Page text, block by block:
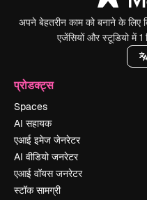
अपने बेहतरीन काम को बनाने के लिए
एजेंसियों और स्टूडियो में 1
प्रोडक्ट्स
Spaces
AI सहायक
एआई इमेज जेनरेटर
AI वीडियो जनरेटर
एआई वॉयस जनरेटर
स्टॉक सामग्री